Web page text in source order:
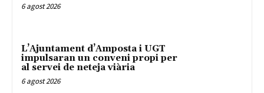
6 agost 2026
L’Ajuntament d’Amposta i UGT
impulsaran un conveni propi per
al servei de neteja viària
6 agost 2026